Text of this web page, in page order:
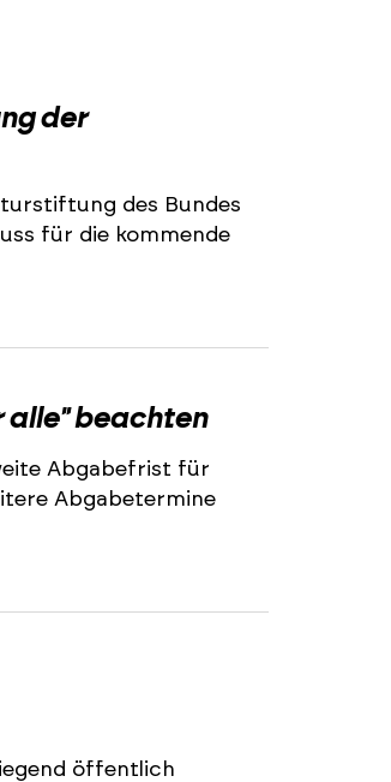
der
des Bundes
für die kommende
beachten
Abgabefrist für
Abgabetermine
öffentlich